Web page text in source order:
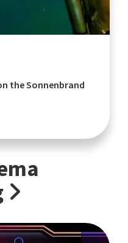
the Sonnenbrand